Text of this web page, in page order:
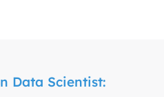
Data Scientist: